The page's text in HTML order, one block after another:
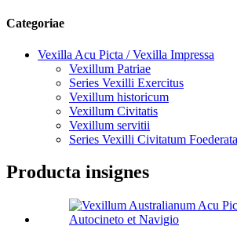
Categoriae
Vexilla Acu Picta / Vexilla Impressa
Vexillum Patriae
Series Vexilli Exercitus
Vexillum historicum
Vexillum Civitatis
Vexillum servitii
Series Vexilli Civitatum
Producta insignes